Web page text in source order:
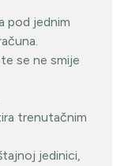
pod jednim
se ne smije
trenutačnim
jedinici,